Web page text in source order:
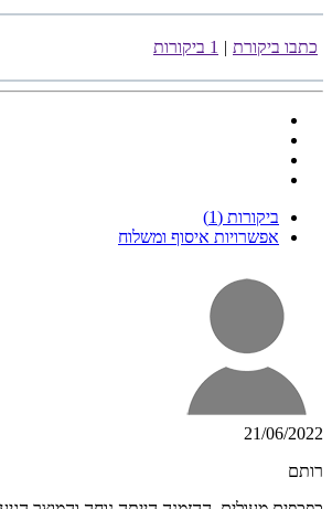
כתבו ביקורת | 1 ביקורות
ביקורות (1)
אפשרויות איסוף ומשלוח
21/06/2022
רותם